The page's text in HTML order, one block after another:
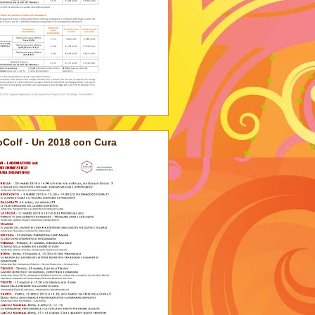
- Un 2018 con Cura